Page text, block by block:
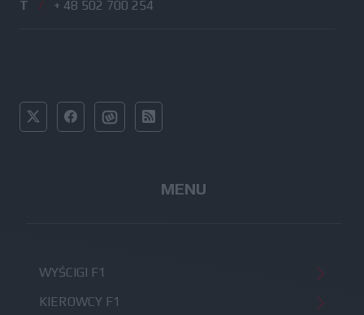
T / + 48 502 700 254
MENU
WYŚCIGI F1
KIEROWCY F1